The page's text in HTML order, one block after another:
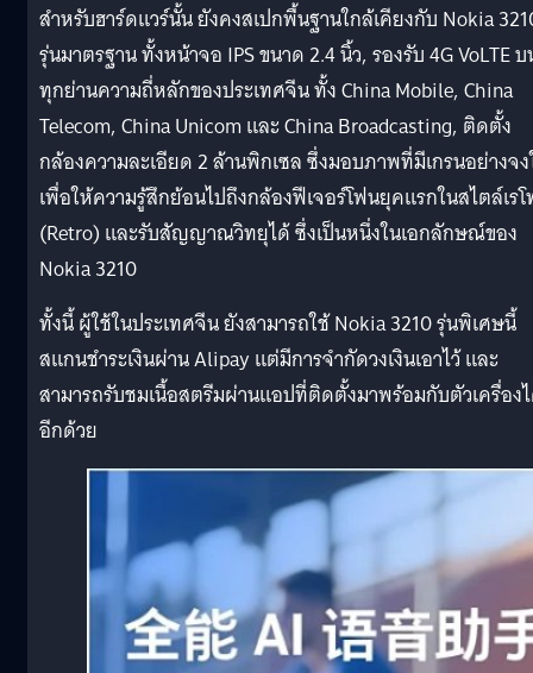
สำหรับฮาร์ดแวร์นั้น ยังคงสเปกพื้นฐานใกล้เคียงกับ Nokia
รุ่นมาตรฐาน ทั้งหน้าจอ IPS ขนาด 2.4 นิ้ว, รองรับ 4G VoLTE
ทุกย่านความถี่หลักของประเทศจีน ทั้ง China Mobile, China
Telecom, China Unicom และ China Broadcasting, ติดตั้ง
กล้องความละเอียด 2 ล้านพิกเซล ซึ่งมอบภาพที่มีเกรนอย่างจ
เพื่อให้ความรู้สึกย้อนไปถึงกล้องฟีเจอร์โฟนยุคแรกในสไตล์เร
(Retro) และรับสัญญาณวิทยุได้ ซึ่งเป็นหนึ่งในเอกลักษณ์ของ
Nokia 3210
ทั้งนี้ ผู้ใช้ในประเทศจีน ยังสามารถใช้ Nokia 3210 รุ่นพิเศษนี้
สแกนชำระเงินผ่าน Alipay แต่มีการจำกัดวงเงินเอาไว้ และ
สามารถรับชมเนื้อสตรีมผ่านแอปที่ติดตั้งมาพร้อมกับตัวเครื่อง
อีกด้วย